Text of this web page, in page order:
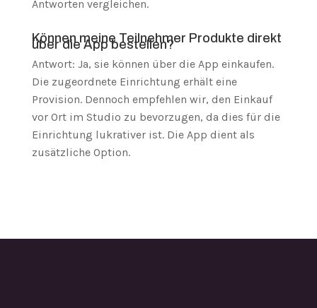
Antworten vergleichen.
Können meine Teilnehmer Produkte direkt
über die App bestellen?
Antwort: Ja, sie können über die App einkaufen.
Die zugeordnete Einrichtung erhält eine
Provision. Dennoch empfehlen wir, den Einkauf
vor Ort im Studio zu bevorzugen, da dies für die
Einrichtung lukrativer ist. Die App dient als
zusätzliche Option.